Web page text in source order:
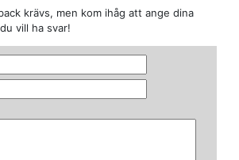
krävs, men kom ihåg att ange dina
vill ha svar!